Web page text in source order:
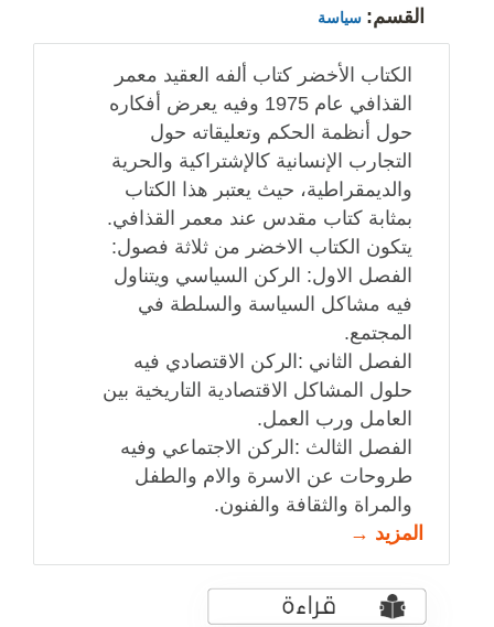
القسم: سياسة
الكتاب الأخضر كتاب ألفه العقيد معمر
القذافي عام 1975 وفيه يعرض أفكاره
حول أنظمة الحكم وتعليقاته حول
التجارب الإنسانية كالإشتراكية والحرية
والديمقراطية، حيث يعتبر هذا الكتاب
بمثابة كتاب مقدس عند معمر القذافي.
يتكون الكتاب الاخضر من ثلاثة فصول:
الفصل الاول: الركن السياسي ويتناول
فيه مشاكل السياسة والسلطة في
المجتمع.
الفصل الثاني :الركن الاقتصادي فيه
حلول المشاكل الاقتصادية التاريخية بين
العامل ورب العمل.
الفصل الثالث :الركن الاجتماعي وفيه
طروحات عن الاسرة والام والطفل
والمراة والثقافة والفنون.
المزيد →